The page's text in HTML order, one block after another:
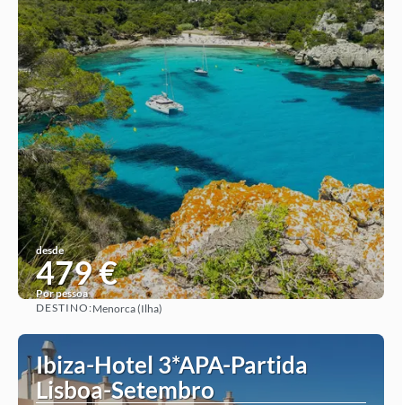
desde
479 €
Por pessoa
DESTINO:Menorca (Ilha)
Ibiza-Hotel 3*APA-Partida
Lisboa-Setembro